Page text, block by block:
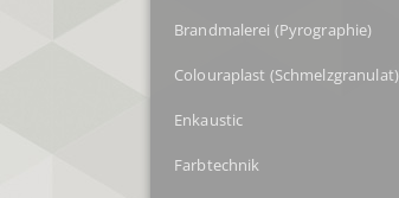
Brandmalerei (Pyrographie)
Colouraplast (Schmelzgranulat)
Enkaustic
Farbtechnik